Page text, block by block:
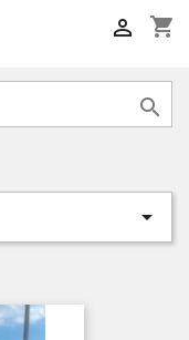
shopping_cart


